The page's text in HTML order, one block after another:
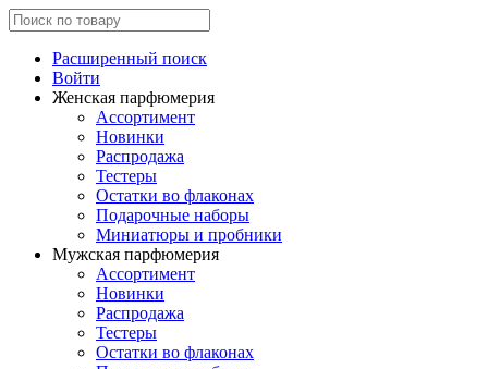
Расширенный поиск
Войти
Женская парфюмерия
Ассортимент
Новинки
Распродажа
Тестеры
Остатки во флаконах
Подарочные наборы
Миниатюры и пробники
Мужская парфюмерия
Ассортимент
Новинки
Распродажа
Тестеры
Остатки во флаконах